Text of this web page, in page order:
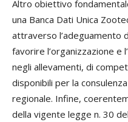
Altro obiettivo
una Banca Dati Unica
attraverso l’adeguamento
favorire l’organizzazione e
negli allevamenti, di
disponibili per la
regionale. Infine,
della vigente legge n. 30